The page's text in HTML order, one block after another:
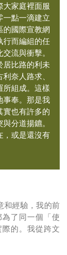
家庭裡面服
一點一滴建立
的國際宣教網
行而編組的任
流與衝擊。
居比路的利未
奈人路求、
所組成。這樣
事奉。那是我
實也有許多的
分道揚鑣。
，或是還沒有
和經驗，我的前
了同一個「使
的。我從跨文